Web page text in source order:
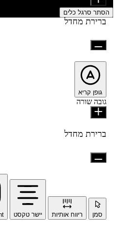
הסתר סרגל כלים
ברירת מחדל
גופן קריא
גובה שורה
ברירת מחדל
סמן ריווח אותיות יישר טקסט